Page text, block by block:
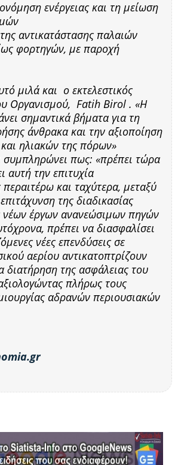
ενέργειας και τη μείωση
αντικατάστασης παλαιών
φορτηγών, με παροχή
μιλά και ο εκτελεστικός
Οργανισμού, Fatih Birol . «Η
σημαντικά βήματα για τη
άνθρακα και την αξιοποίηση
ηλιακών της πόρων»
συμπληρώνει πως: «πρέπει τώρα
αυτή την επιτυχία
και ταχύτερα, μεταξύ
της διαδικασίας
νέων έργων ανανεώσιμων πηγών
πρέπει να διασφαλίσει
νέες επενδύσεις σε
αερίου αντικατοπτρίζουν
διατήρηση της ασφάλειας του
πλήρως τους
αδρανών περιουσιακών